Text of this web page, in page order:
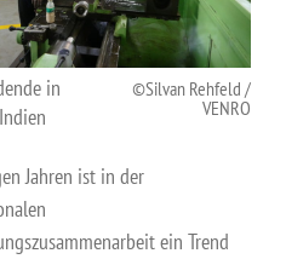
in
Silvan Rehfeld /
VENRO
Jahren ist in der
ein Trend